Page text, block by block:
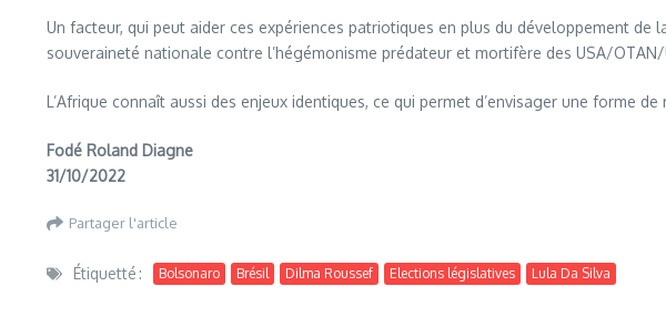
Un facteur, qui peut aider ces expériences patriotiques en plus du développement
souveraineté nationale contre l’hégémonisme prédateur et mortifère des USA/OTAN/
L’Afrique connaît aussi des enjeux identiques, ce qui permet d’envisager une forme
Fodé Roland Diagne
31/10/2022
Partager l'article
Étiquetté : Bolsonaro Brésil Dilma Roussef Elections législatives Lula Da Silva